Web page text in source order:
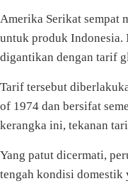
Amerika Serikat sempat
untuk produk Indonesia.
digantikan dengan tarif
Tarif tersebut
of 1974 dan bersifat
kerangka ini, tekanan
Yang patut dicermati,
tengah kondisi domestik